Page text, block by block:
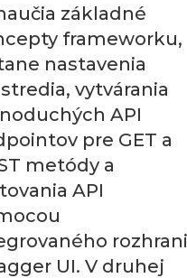
základné
frameworku,
nastavenia
vytvárania
API
pre GET a
metódy a
API
UI. V druhej